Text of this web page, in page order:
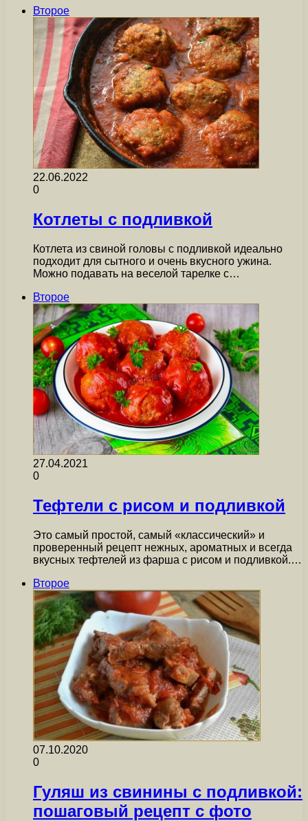
Второе
22.06.2022
0
Котлеты с подливкой
Котлета из свиной головы с подливкой идеально
подходит для сытного и очень вкусного ужина.
Можно подавать на веселой тарелке с…
Второе
27.04.2021
0
Тефтели с рисом и подливкой
Это самый простой, самый «классический» и
проверенный рецепт нежных, ароматных и всегда
вкусных тефтелей из фарша с рисом и подливкой.…
Второе
07.10.2020
0
Гуляш из свинины с подливкой:
пошаговый рецепт с фото